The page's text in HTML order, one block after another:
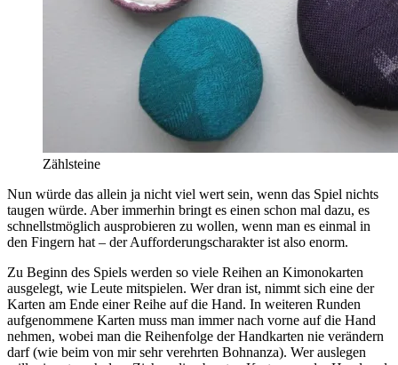
Zählsteine
Nun würde das allein ja nicht viel wert sein, wenn das Spiel nichts
taugen würde. Aber immerhin bringt es einen schon mal dazu, es
schnellstmöglich ausprobieren zu wollen, wenn man es einmal in
den Fingern hat – der Aufforderungscharakter ist also enorm.
Zu Beginn des Spiels werden so viele Reihen an Kimonokarten
ausgelegt, wie Leute mitspielen. Wer dran ist, nimmt sich eine der
Karten am Ende einer Reihe auf die Hand. In weiteren Runden
aufgenommene Karten muss man immer nach vorne auf die Hand
nehmen, wobei man die Reihenfolge der Handkarten nie verändern
darf (wie beim von mir sehr verehrten Bohnanza). Wer auslegen